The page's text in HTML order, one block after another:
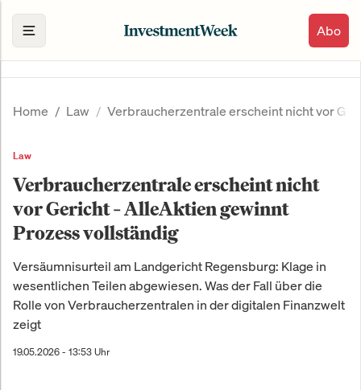
Abo
Home Law Verbraucherzentrale erscheint nicht vor
Law
Verbraucherzentrale erscheint nicht
vor Gericht – AlleAktien gewinnt
Prozess vollständig
Versäumnisurteil am Landgericht Regensburg: Klage in
wesentlichen Teilen abgewiesen. Was der Fall über die
Rolle von Verbraucherzentralen in der digitalen Finanzwelt
zeigt
19.05.2026 - 13:53 Uhr